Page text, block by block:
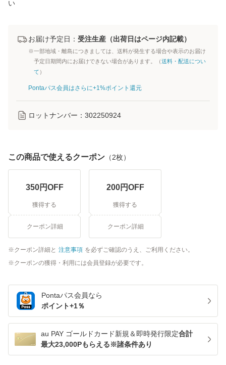
い
お届け予定日： 受注生産（出荷日はページ内記載）
※一部地域・離島につきましては、送料が発生する場合や表示のお届け
予定日期間内にお届けできない場合があります。（送料・配送につい
て ）
Pontaパス会員はさらに+1%ポイント還元
ロットナンバー： 302250924
この商品で使えるクーポン （2枚）
350円OFF
獲得する
クーポン詳細
200円OFF
獲得する
クーポン詳細
クーポン詳細と 注意事項 を必ずご確認のうえ、ご利用ください。
クーポンの獲得・利用には会員登録が必要です。
Pontaパス会員なら
ポイント+1％
au PAY ゴールドカード新規＆即時発行限定合計
最大23,000Pもらえる※諸条件あり